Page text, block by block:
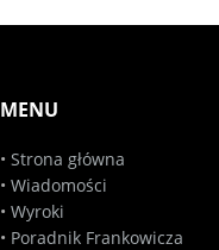
MENU
•Strona główna
• Wiadomości
•Wyroki
• Poradnik Frankowicza